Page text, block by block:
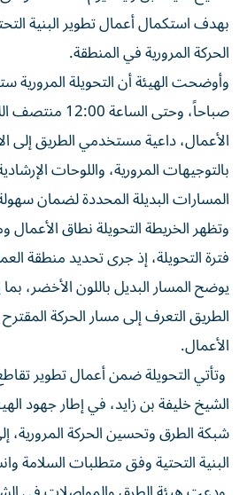
بهدف استكمال أعمال تطوير البنية
الحركة المرورية في المنطقة.
صباحاً، وحتى
الأعمال، داعية مستخدمي الطريق إلى
بالتوجيهات المرورية، واللوحات
المسارات البديلة المحددة لضمان
وتظهر الخريطة التحويلة نطاق
فترة التحويلة، إذ جرى تحديد منطقة
يوضح المسار البديل باللون الأخضر،
الطريق التعرف إلى مسار الحركة
الأعمال.
وتأتي التحويلة ضمن أعمال تطوير
الشيخ خليفة بن زايد، في إطار جهود
شبكة الطرق وتحسين الحركة المرورية،
البنية التحتية وفق متطلبات السلامة